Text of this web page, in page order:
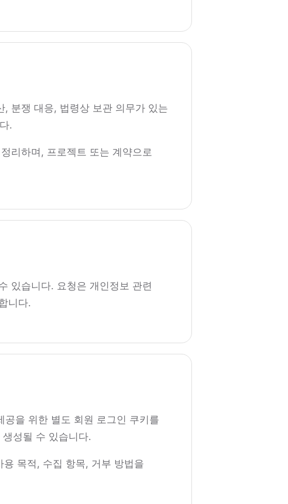
분쟁 대응, 법령상 보관 의무가 있는
.
리하며, 프로젝트 또는 계약으로
있습니다. 요청은 개인정보 관련
니다.
을 위한 별도 회원 로그인 쿠키를
성될 수 있습니다.
목적, 수집 항목, 거부 방법을